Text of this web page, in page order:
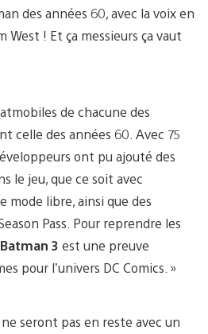
des années 60, avec la voix en
West ! Et ça messieurs ça vaut
de chacune des
celle des années 60. Avec 75
ont pu ajouté des
le jeu, que ce soit avec
mode libre, ainsi que des
Pass. Pour reprendre les
3 est une preuve
pour l’univers DC Comics. »
seront pas en reste avec un